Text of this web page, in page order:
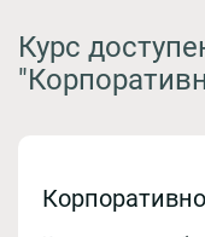
Курс